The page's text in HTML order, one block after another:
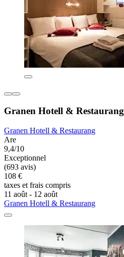
Granen Hotell & Restaurang
Granen Hotell & Restaurang
Are
9,4/10
Exceptionnel
(693 avis)
108 €
taxes et frais compris
11 août - 12 août
Granen Hotell & Restaurang